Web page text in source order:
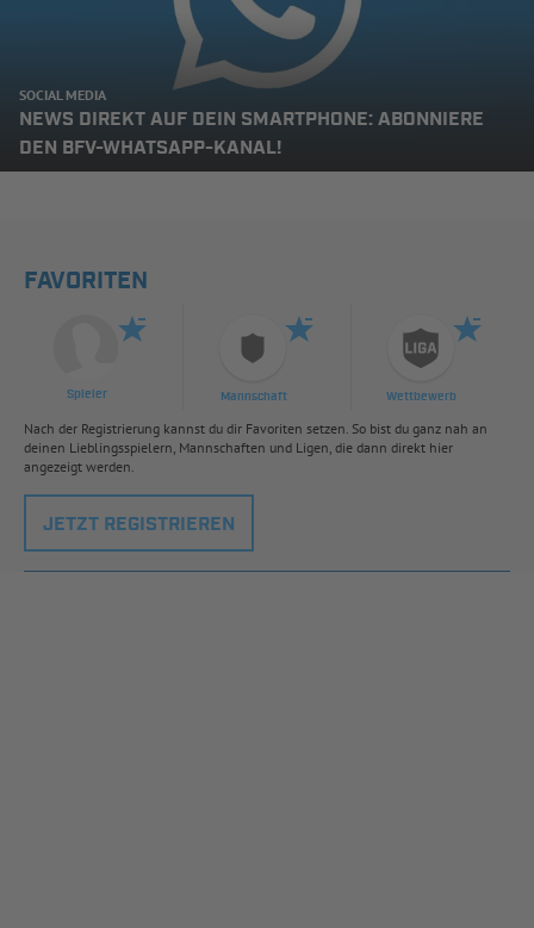
SOCIAL MEDIA
NEWS DIREKT AUF DEIN SMARTPHONE: ABONNIERE
DEN BFV-WHATSAPP-KANAL!
FAVORITEN
Spieler Mannschaft Wettbewerb
Nach der Registrierung kannst du dir Favoriten setzen. So bist du ganz nah an
deinen Lieblingsspielern, Mannschaften und Ligen, die dann direkt hier
angezeigt werden.
JETZT REGISTRIEREN